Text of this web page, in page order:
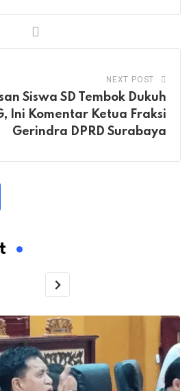
NEXT POST
Siswa SD Tembok Dukuh
Ini Komentar Ketua Fraksi
Gerindra DPRD Surabaya